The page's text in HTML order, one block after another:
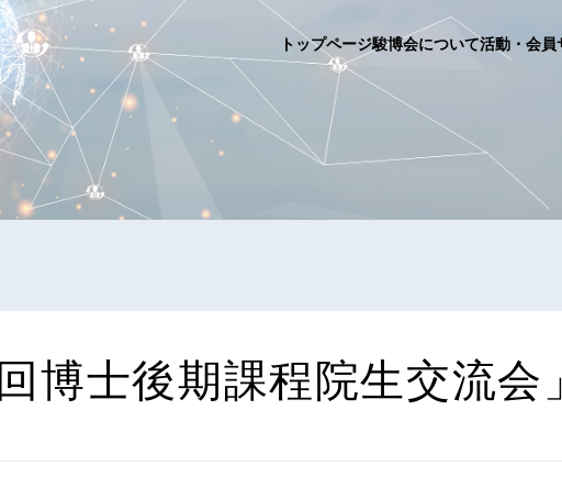
トップページ駿博会について活動・会員
回博士後期課程 院生交流会